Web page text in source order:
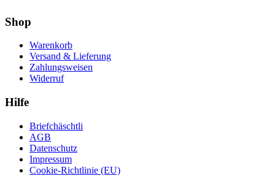
Shop
Warenkorb
Versand & Lieferung
Zahlungsweisen
Widerruf
Hilfe
Briefchäschtli
AGB
Datenschutz
Impressum
Cookie-Richtlinie (EU)